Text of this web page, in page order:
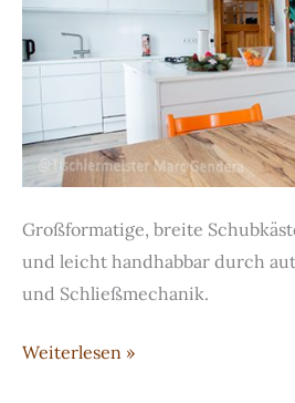
Großformatige, breite
und leicht handhabbar durch
und Schließmechanik.
Weiße
Weiterlesen »